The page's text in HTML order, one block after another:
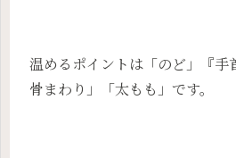
温めるポイントは「のど」『手
骨まわり」「太もも」です。